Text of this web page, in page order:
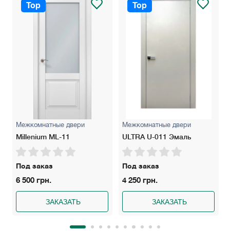
Top
Межкомнатные двери
Millenium ML-11
Под заказ
6 500 грн.
ЗАКАЗАТЬ
Top
Межкомнатные двери
ULTRA U-011 Эмаль
Под заказ
4 250 грн.
ЗАКАЗАТЬ